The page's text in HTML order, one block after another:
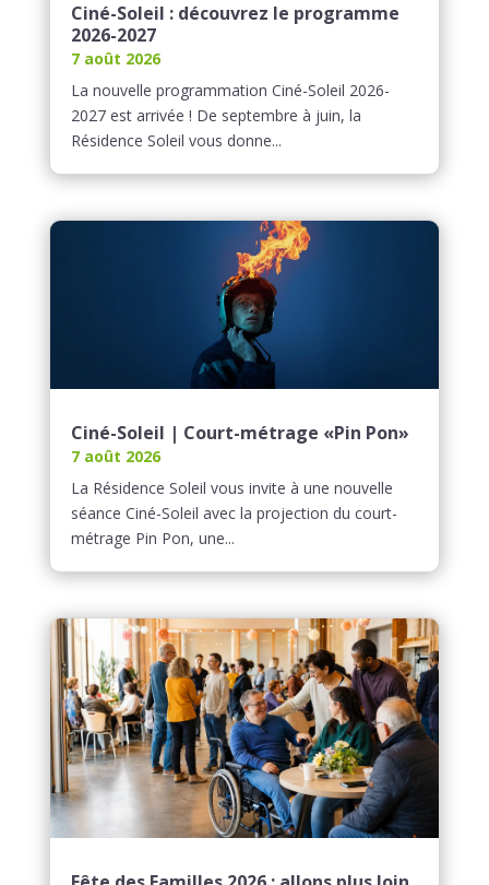
Ciné-Soleil : découvrez le programme
2026-2027
7 août 2026
La nouvelle programmation Ciné-Soleil 2026-
2027 est arrivée ! De septembre à juin, la
Résidence Soleil vous donne...
Ciné-Soleil | Court-métrage «Pin Pon»
7 août 2026
La Résidence Soleil vous invite à une nouvelle
séance Ciné-Soleil avec la projection du court-
métrage Pin Pon, une...